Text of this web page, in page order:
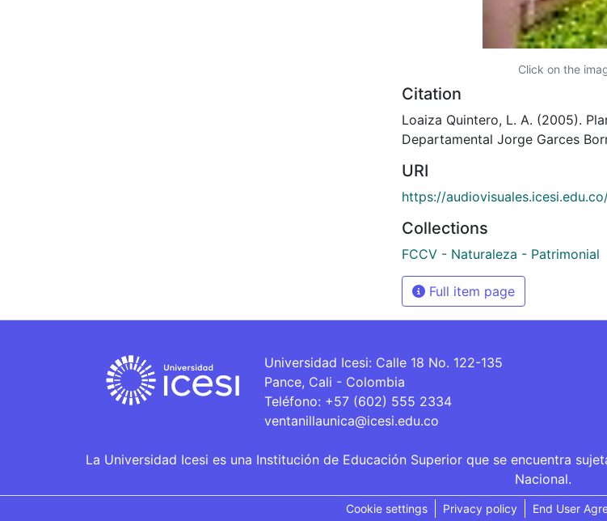
Click on the
Citation
Loaiza Quintero, L. A. (2005).
Departamental Jorge Garces
URI
https://
Collections
FCCV - Naturaleza - Patrimonial
Full item page
Universidad Icesi: Calle 18 No. 122-135
Pance, Cali - Colombia
Teléfono: +57 (602) 555 2334
ventanillaunica@icesi.edu.co
La Universidad Icesi es una Institución de Educación Superior que se encuentra
Nacional.
Cookie settings Privacy policy End User